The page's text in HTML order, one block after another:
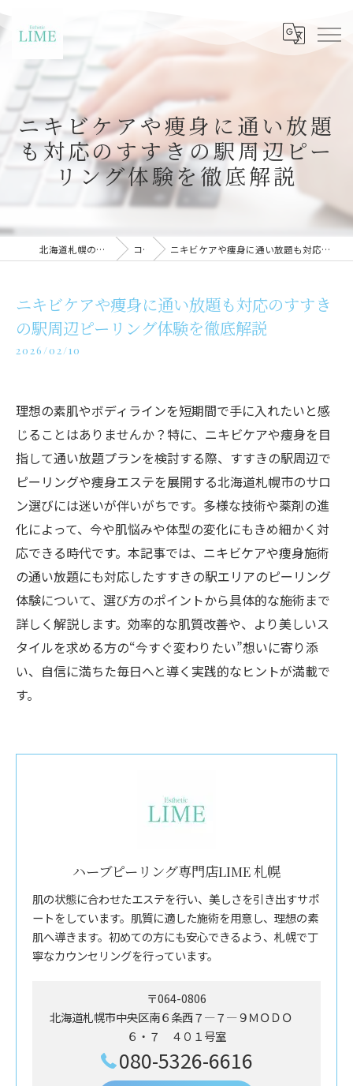
ニキビケアや痩身に通い放題
も対応のすすきの駅周辺ピー
リング体験を徹底解説
北海道札幌のエステならLIME札幌 コラム ニキビケアや痩身に通い放題も対応のすすきの駅周辺ピーリング体験を徹底解説
ニキビケアや痩身に通い放題も対応のすすき
の駅周辺ピーリング体験を徹底解説
2026/02/10
理想の素肌やボディラインを短期間で手に入れたいと感
じることはありませんか？特に、ニキビケアや痩身を目
指して通い放題プランを検討する際、すすきの駅周辺で
ピーリングや痩身エステを展開する北海道札幌市のサロ
ン選びには迷いが伴いがちです。多様な技術や薬剤の進
化によって、今や肌悩みや体型の変化にもきめ細かく対
応できる時代です。本記事では、ニキビケアや痩身施術
の通い放題にも対応したすすきの駅エリアのピーリング
体験について、選び方のポイントから具体的な施術まで
詳しく解説します。効率的な肌質改善や、より美しいス
タイルを求める方の“今すぐ変わりたい”想いに寄り添
い、自信に満ちた毎日へと導く実践的なヒントが満載で
す。
ハーブピーリング専門店LIME 札幌
肌の状態に合わせたエステを行い、美しさを引き出すサポ
ートをしています。肌質に適した施術を用意し、理想の素
肌へ導きます。初めての方にも安心できるよう、札幌で丁
寧なカウンセリングを行っています。
〒064-0806
北海道札幌市中央区南６条西７―７―９ＭＯＤＯ
６・７ ４０１号室
080-5326-6616